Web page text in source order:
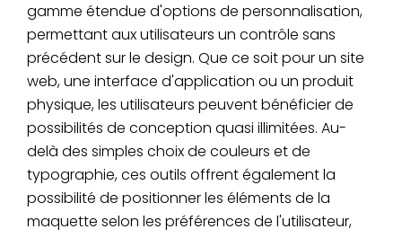
gamme étendue d'options de personnalisation,
permettant aux utilisateurs un contrôle sans
précédent sur le design. Que ce soit pour un site
web, une interface d'application ou un produit
physique, les utilisateurs peuvent bénéficier de
possibilités de conception quasi illimitées. Au-
delà des simples choix de couleurs et de
typographie, ces outils offrent également la
possibilité de positionner les éléments de la
maquette selon les préférences de l'utilisateur,